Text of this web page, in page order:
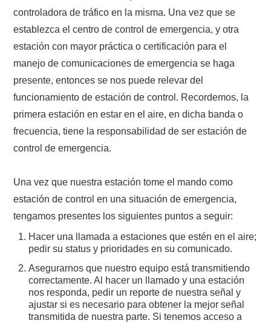
controladora de tráfico en la misma. Una vez que se
establezca el centro de control de emergencia, y otra
estación con mayor práctica o certificación para el
manejo de comunicaciones de emergencia se haga
presente, entonces se nos puede relevar del
funcionamiento de estación de control. Recordemos, la
primera estación en estar en el aire, en dicha banda o
frecuencia, tiene la responsabilidad de ser estación de
control de emergencia.
Una vez que nuestra estación tome el mando como
estación de control en una situación de emergencia,
tengamos presentes los siguientes puntos a seguir:
Hacer una llamada a estaciones que estén en el aire;
pedir su status y prioridades en su comunicado.
Asegurarnos que nuestro equipo está transmitiendo
correctamente. Al hacer un llamado y una estación
nos responda, pedir un reporte de nuestra señal y
ajustar si es necesario para obtener la mejor señal
transmitida de nuestra parte. Si tenemos acceso a